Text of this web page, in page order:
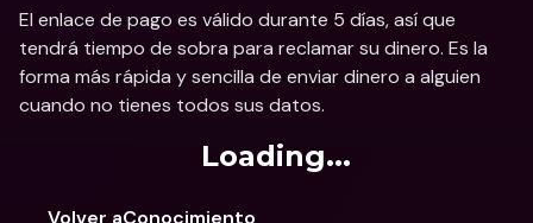
El enlace de pago es válido durante 5 días, así que
tendrá tiempo de sobra para reclamar su dinero. Es la
forma más rápida y sencilla de enviar dinero a alguien
cuando no tienes todos sus datos.
Loading...
Volver aConocimiento